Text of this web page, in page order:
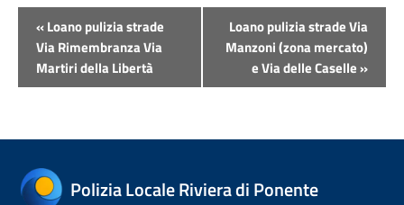
Evento
Navigazione
«Loano pulizia strade
Via Rimembranza Via
Martiri della Libertà
Loano pulizia strade Via
Manzoni (zona mercato)
e Via delle Caselle»
Polizia Locale Riviera di Ponente